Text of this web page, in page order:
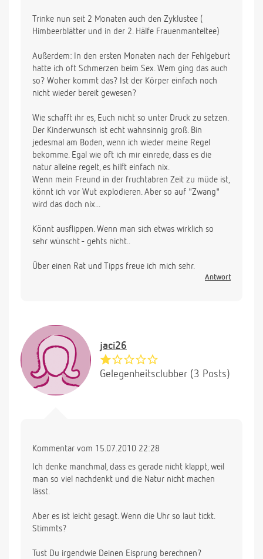
Trinke nun seit 2 Monaten auch den Zyklustee (
Himbeerblätter und in der 2. Hälfe Frauenmanteltee)
Außerdem: In den ersten Monaten nach der Fehlgeburt
hatte ich oft Schmerzen beim Sex. Wem ging das auch
so? Woher kommt das? Ist der Körper einfach noch
nicht wieder bereit gewesen?
Wie schafft ihr es, Euch nicht so unter Druck zu setzen.
Der Kinderwunsch ist echt wahnsinnig groß. Bin
jedesmal am Boden, wenn ich wieder meine Regel
bekomme. Egal wie oft ich mir einrede, dass es die
natur alleine regelt, es hilft einfach nix.
Wenn mein Freund in der fruchtabren Zeit zu müde ist,
könnt ich vor Wut explodieren. Aber so auf "Zwang"
wird das doch nix...
Könnt ausflippen. Wenn man sich etwas wirklich so
sehr wünscht - gehts nicht..
Über einen Rat und Tipps freue ich mich sehr.
Antwort
jaci26
Gelegenheitsclubber (3 Posts)
Kommentar vom 15.07.2010 22:28
Ich denke manchmal, dass es gerade nicht klappt, weil
man so viel nachdenkt und die Natur nicht machen
lässt.
Aber es ist leicht gesagt. Wenn die Uhr so laut tickt.
Stimmts?
Tust Du irgendwie Deinen Eisprung berechnen?